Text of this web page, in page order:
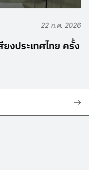
22 ก.ค. 2026
งประเทศไทย ครั้ง